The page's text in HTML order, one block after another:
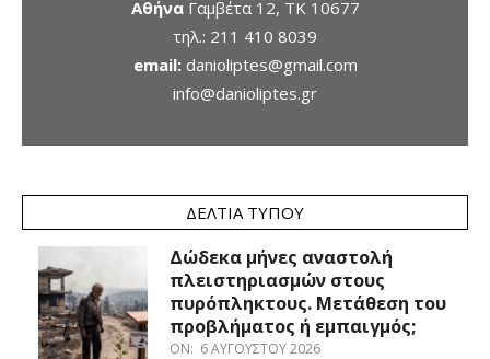
ΑθήναΓαμβέτα 12, ΤΚ 10677
τηλ.: 211 410 8039
email: danioliptes@gmail.com
info@danioliptes.gr
ΔΕΛΤΊΑ ΤΎΠΟΥ
Δώδεκα μήνες αναστολή
πλειστηριασμών στους
πυρόπληκτους. Μετάθεση του
προβλήματος ή εμπαιγμός;
ON: 6 ΑΥΓΟΎΣΤΟΥ 2026